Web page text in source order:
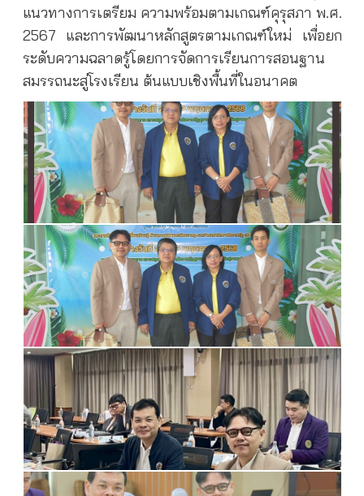
แนวทางการเตรียม ความพร้อมตามเกณฑ์คุรุสภา พ.ศ.
2567 และการพัฒนาหลักสูตรตามเกณฑ์ใหม่ เพื่อยก
ระดับความฉลาดรู้โดยการจัดการเรียนการสอนฐาน
สมรรถนะสู่โรงเรียน ต้นแบบเชิงพื้นที่ในอนาคต